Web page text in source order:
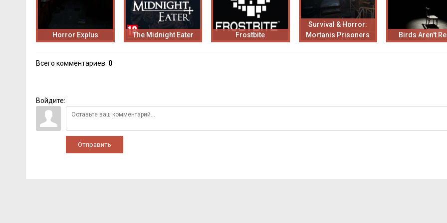
Horror Explus The Midnight Eater Frostbite
Survival & Horror:
Mortanis Prisoners
Birds Aren't
Всего комментариев: 0
Войдите:
Отправить